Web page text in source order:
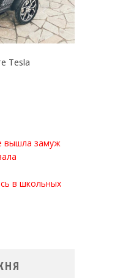
Tesla
вышла замуж
в школьных